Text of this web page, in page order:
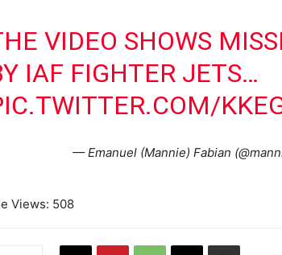
VIDEO SHOWS
IAF FIGHTER JETS…
— Emanuel (Mannie) Fabian
Views: 508